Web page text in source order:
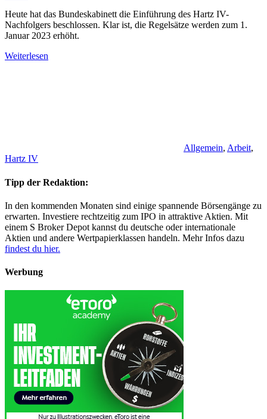
Heute hat das Bundeskabinett die Einführung des Hartz IV-
Nachfolgers beschlossen. Klar ist, die Regelsätze werden zum 1.
Januar 2023 erhöht.
Weiterlesen
Allgemein, Arbeit,
Hartz IV
Tipp der Redaktion:
In den kommenden Monaten sind einige spannende Börsengänge zu
erwarten. Investiere rechtzeitig zum IPO in attraktive Aktien. Mit
einem S Broker Depot kannst du deutsche oder internationale
Aktien und andere Wertpapierklassen handeln. Mehr Infos dazu
findest du hier.
Werbung